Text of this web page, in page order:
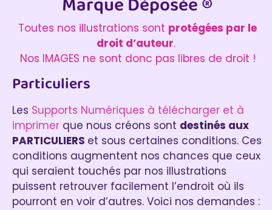
Toutes nos illustrations sont protégées par le
droit d’auteur.
Nos IMAGES ne sont donc pas libres de droit !
Particuliers
Les Supports Numériques à télécharger et à
imprimer que nous créons sont destinés aux
PARTICULIERS et sous certaines conditions. Ces
conditions augmentent nos chances que ceux
qui seraient touchés par nos illustrations
puissent retrouver facilement l’endroit où ils
pourront en voir d’autres. Voici nos demandes :